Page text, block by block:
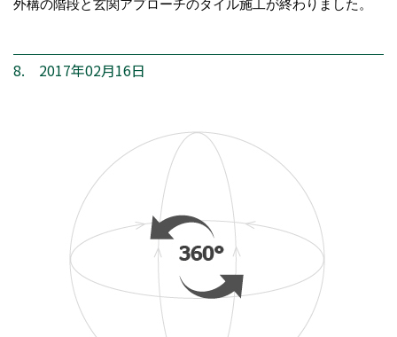
外構の階段と玄関アプローチのタイル施工が終わりました。
8. 2017年02月16日